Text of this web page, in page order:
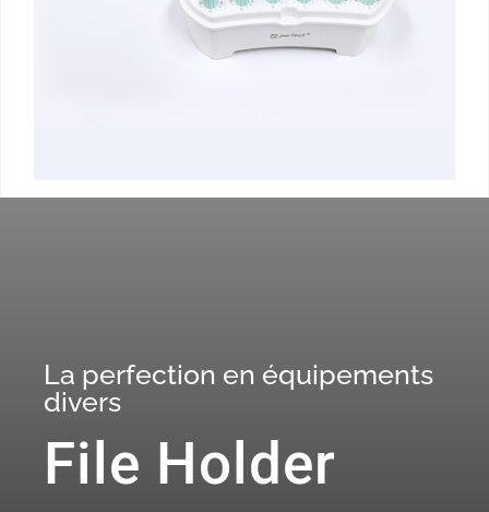
La perfection en équipements
divers
File Holder